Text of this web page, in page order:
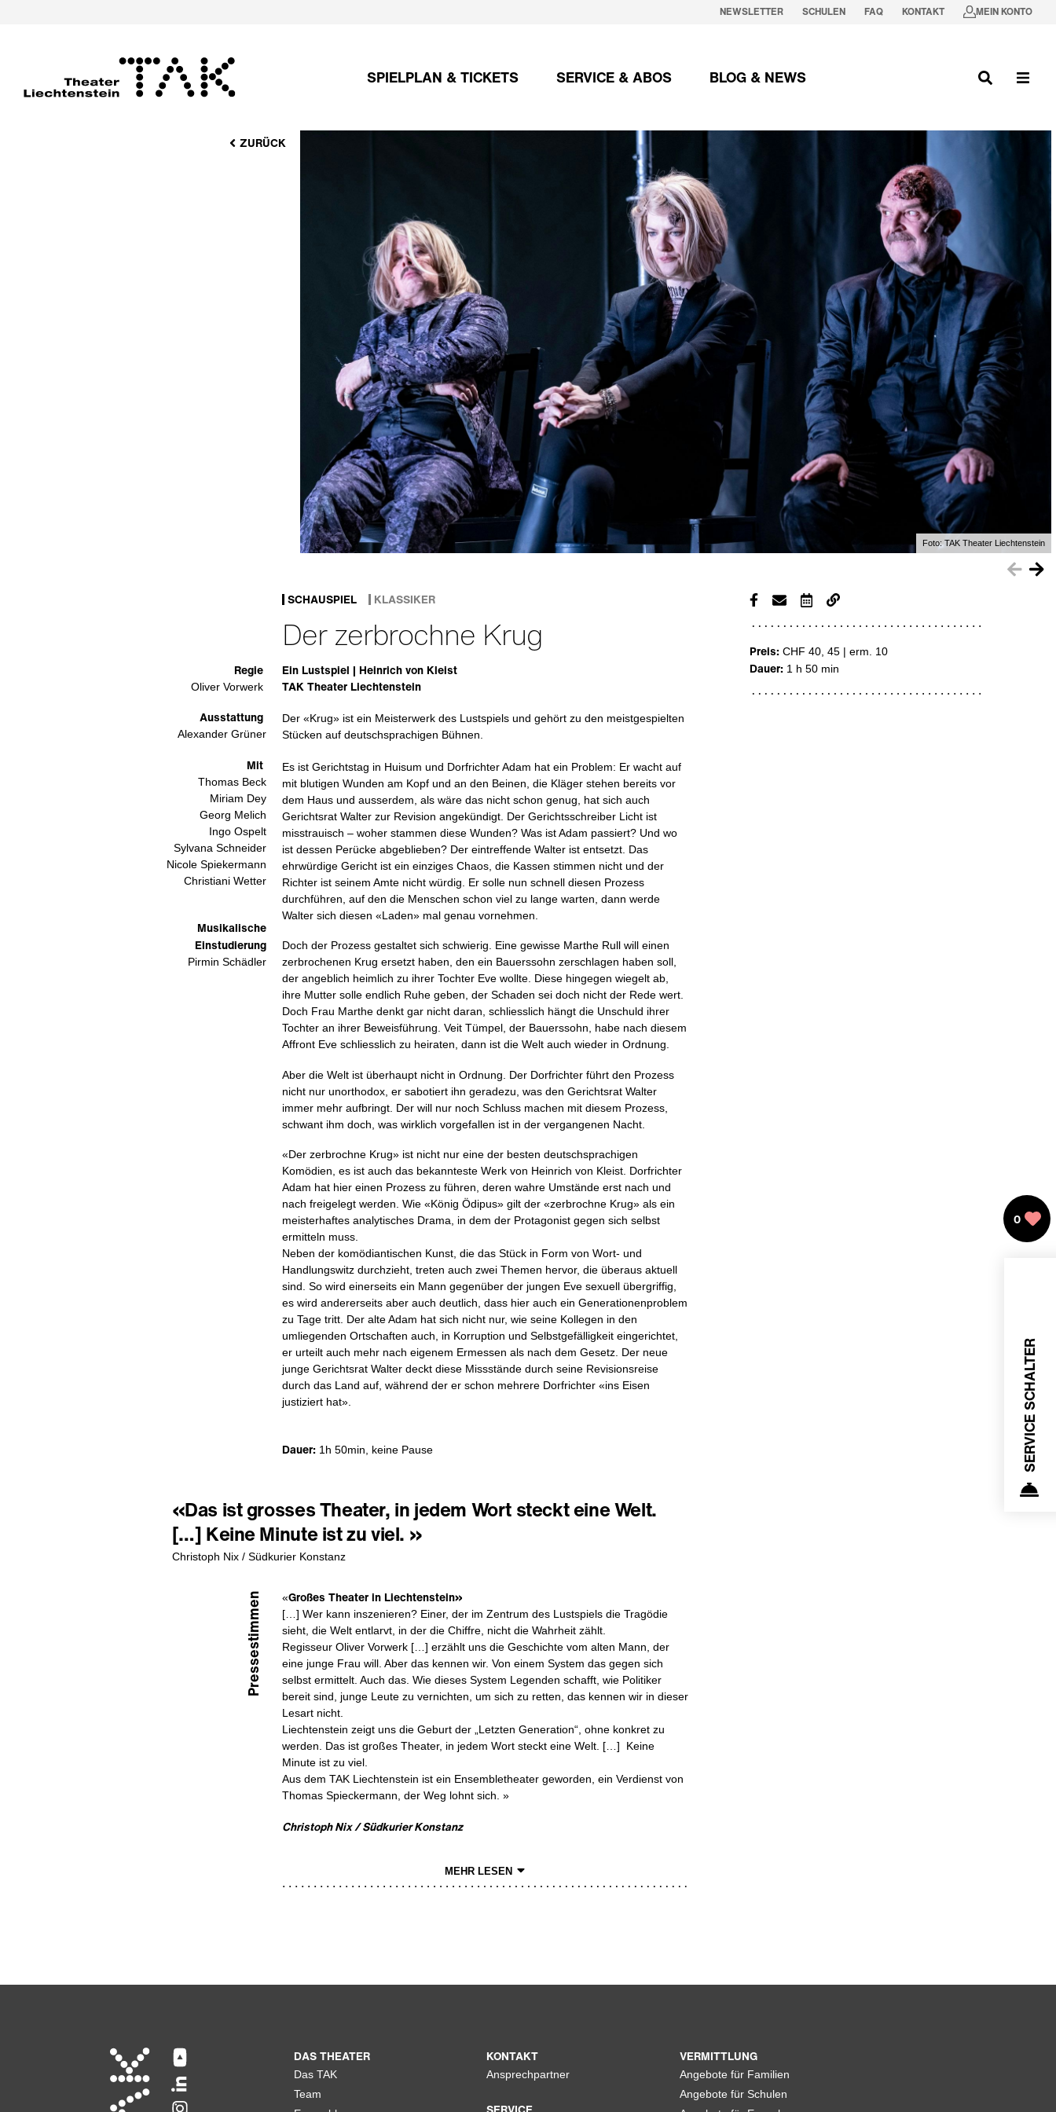
NEWSLETTER SCHULEN FAQ KONTAKT MEIN KONTO
SPIELPLAN & TICKETS SERVICE & ABOS BLOG & NEWS
ZURÜCK
Foto:TAK Theater Liechtenstein
SCHAUSPIEL KLASSIKER
Der zerbrochne Krug
Ein Lustspiel | Heinrich von Kleist
TAK Theater Liechtenstein
Der «Krug» ist ein Meisterwerk des Lustspiels und gehört zu den meistgespielten
Stücken auf deutschsprachigen Bühnen.
Es ist Gerichtstag in Huisum und Dorfrichter Adam hat ein Problem: Er wacht auf
mit blutigen Wunden am Kopf und an den Beinen, die Kläger stehen bereits vor
dem Haus und ausserdem, als wäre das nicht schon genug, hat sich auch
Gerichtsrat Walter zur Revision angekündigt. Der Gerichtsschreiber Licht ist
misstrauisch – woher stammen diese Wunden? Was ist Adam passiert? Und wo
ist dessen Perücke abgeblieben? Der eintreffende Walter ist entsetzt. Das
ehrwürdige Gericht ist ein einziges Chaos, die Kassen stimmen nicht und der
Richter ist seinem Amte nicht würdig. Er solle nun schnell diesen Prozess
durchführen, auf den die Menschen schon viel zu lange warten, dann werde
Walter sich diesen «Laden» mal genau vornehmen.
Doch der Prozess gestaltet sich schwierig. Eine gewisse Marthe Rull will einen
zerbrochenen Krug ersetzt haben, den ein Bauerssohn zerschlagen haben soll,
der angeblich heimlich zu ihrer Tochter Eve wollte. Diese hingegen wiegelt ab,
ihre Mutter solle endlich Ruhe geben, der Schaden sei doch nicht der Rede wert.
Doch Frau Marthe denkt gar nicht daran, schliesslich hängt die Unschuld ihrer
Tochter an ihrer Beweisführung. Veit Tümpel, der Bauerssohn, habe nach diesem
Affront Eve schliesslich zu heiraten, dann ist die Welt auch wieder in Ordnung.
Aber die Welt ist überhaupt nicht in Ordnung. Der Dorfrichter führt den Prozess
nicht nur unorthodox, er sabotiert ihn geradezu, was den Gerichtsrat Walter
immer mehr aufbringt. Der will nur noch Schluss machen mit diesem Prozess,
schwant ihm doch, was wirklich vorgefallen ist in der vergangenen Nacht.
«Der zerbrochne Krug» ist nicht nur eine der besten deutschsprachigen
Komödien, es ist auch das bekannteste Werk von Heinrich von Kleist. Dorfrichter
Adam hat hier einen Prozess zu führen, deren wahre Umstände erst nach und
nach freigelegt werden. Wie «König Ödipus» gilt der «zerbrochne Krug» als ein
meisterhaftes analytisches Drama, in dem der Protagonist gegen sich selbst
ermitteln muss.
Neben der komödiantischen Kunst, die das Stück in Form von Wort- und
Handlungswitz durchzieht, treten auch zwei Themen hervor, die überaus aktuell
sind. So wird einerseits ein Mann gegenüber der jungen Eve sexuell übergriffig,
es wird andererseits aber auch deutlich, dass hier auch ein Generationenproblem
zu Tage tritt. Der alte Adam hat sich nicht nur, wie seine Kollegen in den
umliegenden Ortschaften auch, in Korruption und Selbstgefälligkeit eingerichtet,
er urteilt auch mehr nach eigenem Ermessen als nach dem Gesetz. Der neue
junge Gerichtsrat Walter deckt diese Missstände durch seine Revisionsreise
durch das Land auf, während der er schon mehrere Dorfrichter «ins Eisen
justiziert hat».
Dauer:1h 50min, keine Pause
Regie
Oliver Vorwerk
Ausstattung
Alexander Grüner
Mit
Thomas Beck
Miriam Dey
Georg Melich
Ingo Ospelt
Sylvana Schneider
Nicole Spiekermann
Christiani Wetter
Musikalische
Einstudierung
Pirmin Schädler
«Das ist grosses Theater, in jedem Wort steckt eine Welt.
[…] Keine Minute ist zu viel. »
Christoph Nix / Südkurier Konstanz
Pressestimmen «Großes Theater in Liechtenstein»
[…] Wer kann inszenieren? Einer, der im Zentrum des Lustspiels die Tragödie
sieht, die Welt entlarvt, in der die Chiffre, nicht die Wahrheit zählt.
Regisseur Oliver Vorwerk […] erzählt uns die Geschichte vom alten Mann, der
eine junge Frau will. Aber das kennen wir. Von einem System das gegen sich
selbst ermittelt. Auch das. Wie dieses System Legenden schafft, wie Politiker
bereit sind, junge Leute zu vernichten, um sich zu retten, das kennen wir in dieser
Lesart nicht.
Liechtenstein zeigt uns die Geburt der „Letzten Generation“, ohne konkret zu
werden. Das ist großes Theater, in jedem Wort steckt eine Welt. […] Keine
Minute ist zu viel.
Aus dem TAK Liechtenstein ist ein Ensembletheater geworden, ein Verdienst von
Thomas Spieckermann, der Weg lohnt sich. »
Christoph Nix / Südkurier Konstanz
MEHR LESEN
Preis: CHF 40, 45 | erm. 10
Dauer: 1 h 50 min
SERVICE SCHALTER
0
DAS THEATER
Das TAK
Team
KONTAKT
Ansprechpartner
VERMITTLUNG
Angebote für Familien
Angebote für Schulen